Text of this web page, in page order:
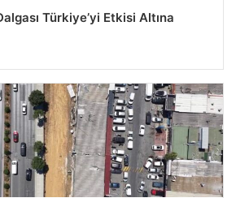
Türkiye’yi Etkisi Altına